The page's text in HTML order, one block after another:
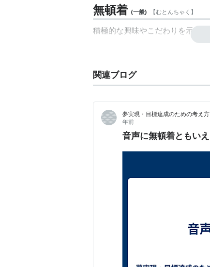
無頓着 (一般) 【むとんちゃく 】
積極的な興味やこだわりを示さ
関連ブログ
夢実現・目標達成のための考え
年前
音声に無頓着ともい